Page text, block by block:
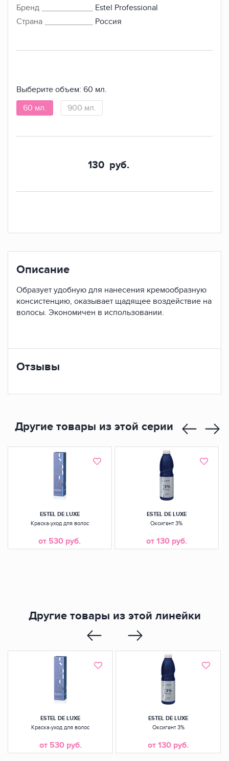
Бренд
Estel Professional
Страна
Россия
Выберите объем: 60 мл.
60 мл.
900 мл.
130руб.
Описание
Образует удобную для нанесения кремообразную
консистенцию, оказывает щадящее воздействие на
волосы. Экономичен в использовании.
Отзывы
Другие товары из этой серии
ESTEL DE LUXE
Краска-уход для волос
от 530 руб.
ESTEL DE LUXE
Оксигент 3%
от 130 руб.
Другие товары из этой линейки
ESTEL DE LUXE
Краска-уход для волос
от 530 руб.
ESTEL DE LUXE
Оксигент 3%
от 130 руб.